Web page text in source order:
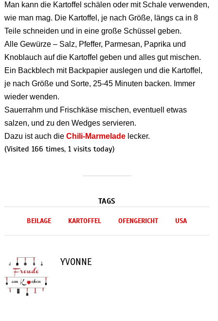
Man kann die Kartoffel schälen oder mit Schale verwenden,
wie man mag. Die Kartoffel, je nach Größe, längs ca in 8
Teile schneiden und in eine große Schüssel geben.
Alle Gewürze – Salz, Pfeffer, Parmesan, Paprika und
Knoblauch auf die Kartoffel geben und alles gut mischen.
Ein Backblech mit Backpapier auslegen und die Kartoffel,
je nach Größe und Sorte, 25-45 Minuten backen. Immer
wieder wenden.
Sauerrahm und Frischkäse mischen, eventuell etwas
salzen, und zu den Wedges servieren.
Dazu ist auch die Chili-Marmeladelecker.
(Visited 166 times, 1 visits today)
TAGS
BEILAGE KARTOFFEL OFENGERICHT USA
YVONNE